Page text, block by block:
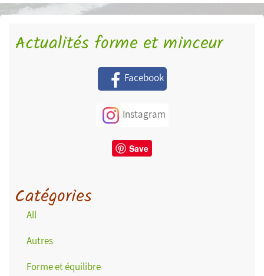
Actualités forme et minceur
Facebook
Instagram
Save
Catégories
All
Autres
Forme et équilibre